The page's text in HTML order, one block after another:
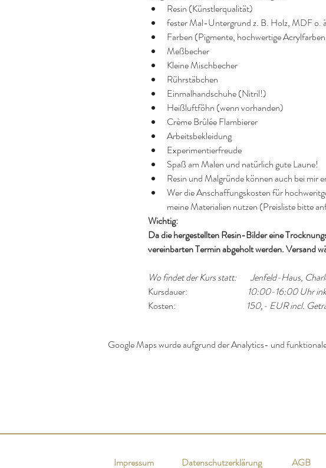
Resin (Künstlerqualität)
fester Mal-Untergrund z. B. Holz, MDF o.
Farben (Pigmente, hochwertige
Meßbecher
Kleine Mischbecher
Rührstäbchen
Einmalhandschuhe (Nitril!)
Heißluftföhn (wenn vorhanden)
Crème Brûlée Flambierer
Arbeitsbekleidung
Experimentierfreude
Spaß am Malen und natürlich gute Laune!
Resin und Malgründe können auch bei mir
Wer die Anschaffungskosten für
meine Materialien nutzen (Preisliste bitte
Wichtig:
Da die hergestellten Resin-Bilder eine
vereinbarten Termin abgeholt werden. Versand
Wo findet der Kurs statt:        Jenfeld-Haus,
Kursdauer:
10:00-16:00 Uhr
Kosten:
150,- EUR incl.
Google Maps wurde aufgrund der Analytics- und
Impressum Datenschutzerklärung AGB